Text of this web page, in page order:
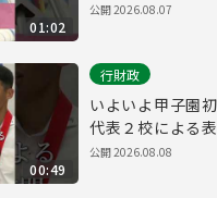
01:02
公開2026.08.07
00:49
行財政
いよいよ甲子園
代表２校による
子
公開2026.08.08